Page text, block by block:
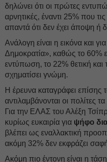
δηλώνει ότι οι πρώτες
αρνητικές, έναντι 25% που
απαντά ότι δεν έχει άποψη ή
Ανάλογη είναι η εικόνα και
Δημοκρατία», καθώς το 60%
εντύπωση, το 22% θετική και
σχηματίσει γνώμη.
Η έρευνα καταγράφει επίσης
αντιλαμβάνονται οι πολίτες
Για την ΕΛΑΣ του Αλέξη
κυρίως ευκαιρία για ψήφο
βλέπει ως εναλλακτική
ακόμη 32% δεν εκφράζει
Ακόμη πιο έντονη είναι η